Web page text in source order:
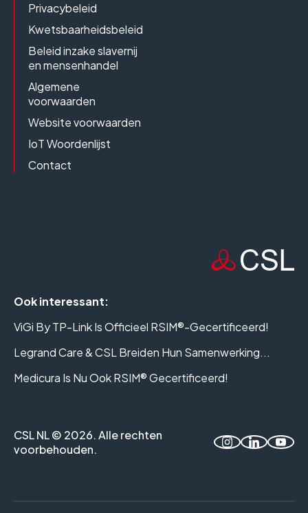
Privacybeleid
Kwetsbaarheidsbeleid
Beleid inzake slavernij
en mensenhandel
Algemene
voorwaarden
Website voorwaarden
IoT Woordenlijst
Contact
Ook interessant:
ViGi By TP-Link Is Officieel RSIM®-Gecertificeerd!
Legrand Care & CSL Breiden Hun Samenwerking...
Medicura Is Nu Ook RSIM® Gecertificeerd!
CSL NL © 2026. Alle rechten
voorbehouden.